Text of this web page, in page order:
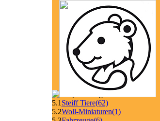
5.1 Steiff Tiere(62)
5.2Woll-Miniaturen(1)